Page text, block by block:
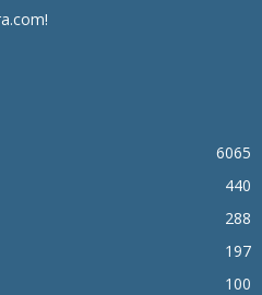
6065
440
288
197
100